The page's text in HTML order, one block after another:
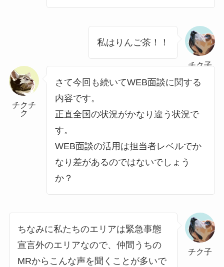
チク子
私はりんご茶！！
チクチ
ク
さて今回も続いてWEB面談に関する
内容です。
正直全国の状況がかなり違う状況で
す。
WEB面談の活用は担当者レベルでか
なり差があるのではないでしょう
か？
チク子
ちなみに私たちのエリアは緊急事態
宣言外のエリアなので、仲間うちの
MRからこんな声を聞くことが多いで